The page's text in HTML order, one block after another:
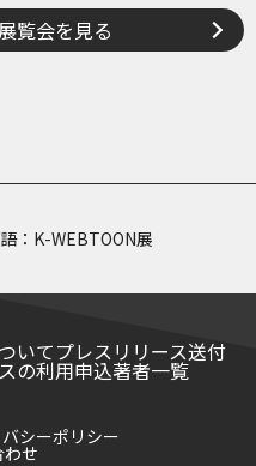
覧会を見る
：K-WEBTOON展
いてプレスリリース送付
の利用申込著者一覧
シーポリシー
わせ